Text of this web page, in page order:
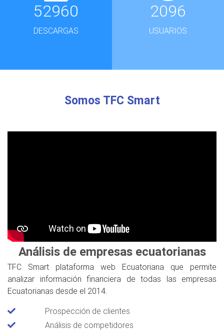
52960
DESCARGAS
2096
USUARIOS
Somos TFC Smart
Análisis de empresas ecuatorianas
TFC Smart plataforma web Ecuatoriana que permite
analizar información financiera de todas las empresas
Ecuatorianas desde el 2014.
Prospección de clientes
Análisis de competidores